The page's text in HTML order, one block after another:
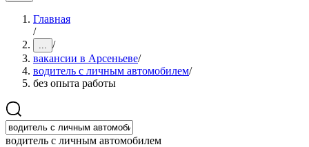
Главная
/
... /
вакансии в Арсеньеве/
водитель с личным автомобилем/
без опыта работы
водитель с личным автомобилем